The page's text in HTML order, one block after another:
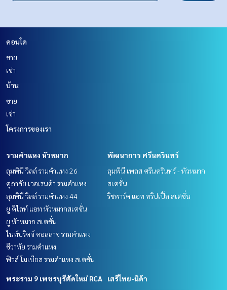
คอนโด
ขาย
เช่า
บ้าน
ขาย
เช่า
โครงการของเรา
รามคำแหง หัวหมาก
ลุมพินี วิลล์ รามคำแหง 26
ศุภาลัย เวอเรนด้า รามคำแหง
ลุมพินี วิลล์ รามคำแหง 44
ยู ดีไลท์ แอท หัวหมากสเตชั่น
ยู หัวหมาก สเตชั่น
ไนท์บริดจ์ คอลลาจ รามคำแหง
ชีวาทัย รามคำแหง
ฟิวส์ โมเบียส รามคำแหง สเตชั่น
พัฒนาการ ศรีนครินทร์
ลุมพินี เพลส ศรีนครินทร์ - หัวหมาก
สเตชั่น
ริชพาร์ค แอท ทริปเปิ้ล สเตชั่น
พระราม 9 เพชรบุรีตัดใหม่ RCA
เสรีไทย-นิด้า